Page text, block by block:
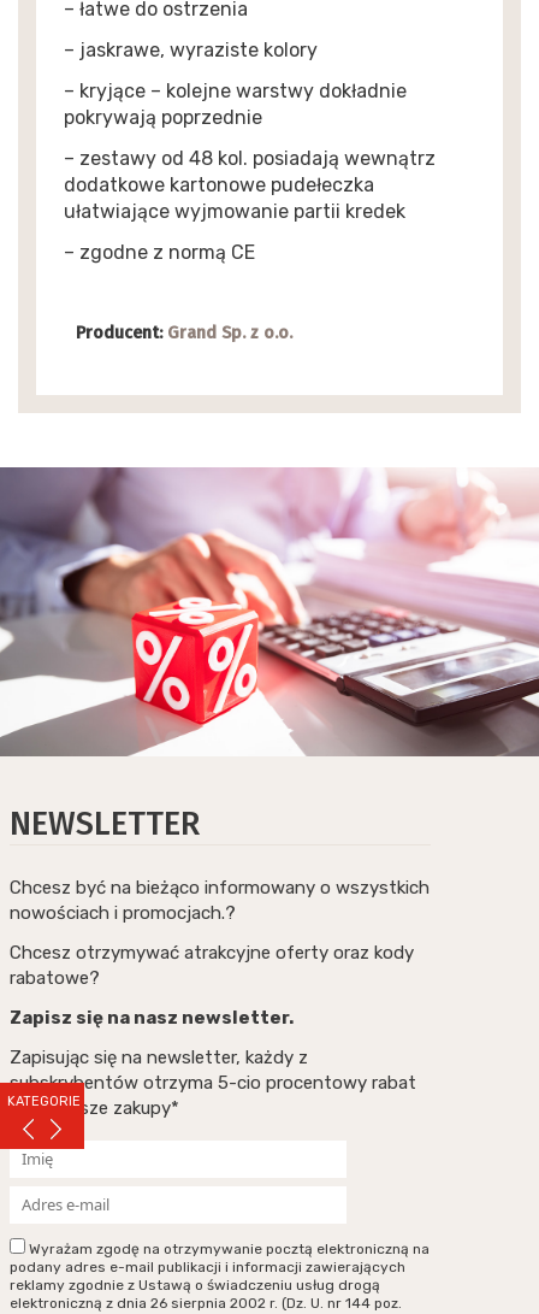
KATEGORIE
– łatwe do ostrzenia
– jaskrawe, wyraziste kolory
– kryjące – kolejne warstwy dokładnie
pokrywają poprzednie
– zestawy od 48 kol. posiadają wewnątrz
dodatkowe kartonowe pudełeczka
ułatwiające wyjmowanie partii kredek
– zgodne z normą CE
Producent: Grand Sp. z o.o.
NEWSLETTER
Chcesz być na bieżąco informowany o wszystkich
nowościach i promocjach.?
Chcesz otrzymywać atrakcyjne oferty oraz kody
rabatowe?
Zapisz się na nasz newsletter.
Zapisując się na newsletter, każdy z
subskrybentów otrzyma 5-cio procentowy rabat
na pierwsze zakupy*
Wyrażam zgodę na otrzymywanie pocztą elektroniczną na
podany adres e-mail publikacji i informacji zawierających
reklamy zgodnie z Ustawą o świadczeniu usług drogą
elektroniczną z dnia 26 sierpnia 2002 r. (Dz. U. nr 144 poz.